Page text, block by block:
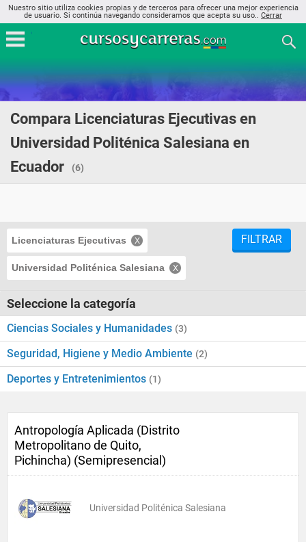
Nuestro sitio utiliza cookies propias y de terceros para ofrecer una mejor experiencia
de usuario. Si continúa navegando consideramos que acepta su uso.. Cerrar
Compara Licenciaturas Ejecutivas en
Universidad Politénica Salesiana en
Ecuador
(6)
Licenciaturas Ejecutivas
Universidad Politénica Salesiana
FILTRAR
Seleccione la categoría
Ciencias Sociales y Humanidades (3)
Seguridad, Higiene y Medio Ambiente (2)
Deportes y Entretenimientos (1)
Antropología Aplicada (Distrito
Metropolitano de Quito,
Pichincha) (Semipresencial)
Universidad Politénica Salesiana